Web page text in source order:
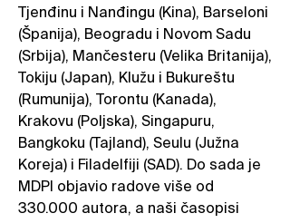
Tjenđinu i Nanđingu (Kina), Barseloni
(Španija), Beogradu i Novom Sadu
(Srbija), Mančesteru (Velika Britanija),
Tokiju (Japan), Klužu i Bukureštu
(Rumunija), Torontu (Kanada),
Krakovu (Poljska), Singapuru,
Bangkoku (Tajland), Seulu (Južna
Koreja) i Filadelfiji (SAD). Do sada je
MDPI objavio radove više od
330.000 autora, a naši časopisi